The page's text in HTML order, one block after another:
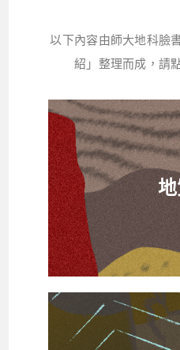
以下內容由師大地科臉
紹」整理而成，請